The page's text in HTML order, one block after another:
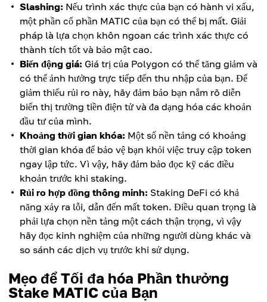
Slashing: Nếu trình xác thực của bạn có hành vi xấu,
một phần cổ phần MATIC của bạn có thể bị mất. Giải
pháp là lựa chọn khôn ngoan các trình xác thực có
thành tích tốt và bảo mật cao.
Biến động giá: Giá trị của Polygon có thể tăng giảm và
có thể ảnh hưởng trực tiếp đến thu nhập của bạn. Để
giảm thiểu rủi ro này, hãy đảm bảo bạn nắm rõ diễn
biến thị trường tiền điện tử và đa dạng hóa các khoản
đầu tư của mình.
Khoảng thời gian khóa: Một số nền tảng có khoảng
thời gian khóa để bảo vệ bạn khỏi việc truy cập token
ngay lập tức. Vì vậy, hãy đảm bảo đọc kỹ các điều
khoản trước khi staking.
Rủi ro hợp đồng thông minh: Staking DeFi có khả
năng xảy ra lỗi, dẫn đến mất token. Điều quan trọng là
phải lựa chọn nền tảng một cách thận trọng, vì vậy
hãy đọc kinh nghiệm của những người dùng khác và
so sánh các dịch vụ trước khi sử dụng.
Mẹo để Tối đa hóa Phần thưởng
Stake MATIC của Bạn